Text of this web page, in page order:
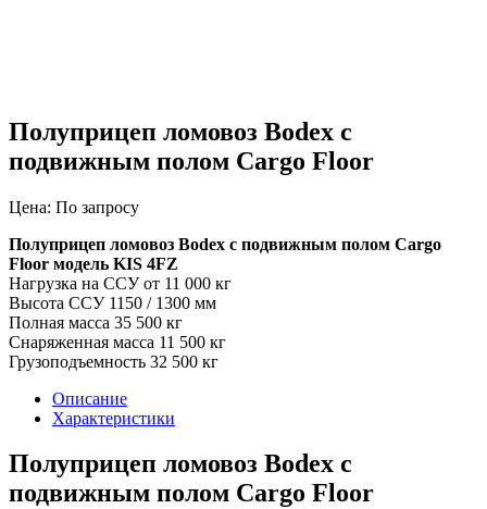
Полуприцеп ломовоз Bodex с
подвижным полом Cargo Floor
Цена: По запросу
Полуприцеп ломовоз Bodex с подвижным полом Cargo
Floor модель KIS 4FZ
Нагрузка на ССУ от 11 000 кг
Высота ССУ 1150 / 1300 мм
Полная масса 35 500 кг
Снаряженная масса 11 500 кг
Грузоподъемность 32 500 кг
Описание
Характеристики
Полуприцеп ломовоз Bodex с
подвижным полом Cargo Floor